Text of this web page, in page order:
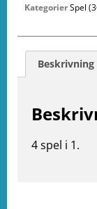
KategorierSpel
Beskrivning
4 spel i 1.